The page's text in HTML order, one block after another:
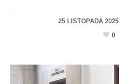
25 LISTOPADA 2025
0